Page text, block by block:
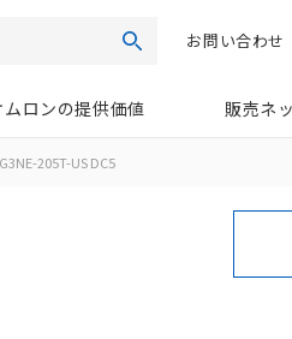
検索お問い合わせ
ムロンの提供価値 販売ネ
G3NE-205T-US DC5